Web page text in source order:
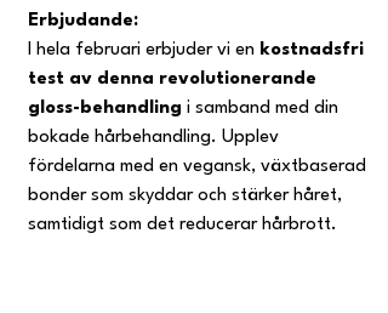
Erbjudande:
I hela februari erbjuder vi en kostnadsfri
test av denna revolutionerande
gloss-behandling i samband med din
bokade hårbehandling. Upplev
fördelarna med en vegansk, växtbaserad
bonder som skyddar och stärker håret,
samtidigt som det reducerar hårbrott.